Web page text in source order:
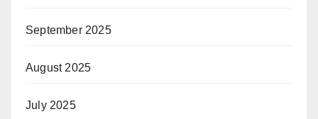
September 2025
August 2025
July 2025